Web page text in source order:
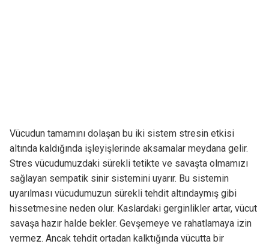
Vücudun tamamını dolaşan bu iki sistem stresin etkisi
altında kaldığında işleyişlerinde aksamalar meydana gelir.
Stres vücudumuzdaki sürekli tetikte ve savaşta olmamızı
sağlayan sempatik sinir sistemini uyarır. Bu sistemin
uyarılması vücudumuzun sürekli tehdit altındaymış gibi
hissetmesine neden olur. Kaslardaki gerginlikler artar, vücut
savaşa hazır halde bekler. Gevşemeye ve rahatlamaya izin
vermez. Ancak tehdit ortadan kalktığında vücutta bir